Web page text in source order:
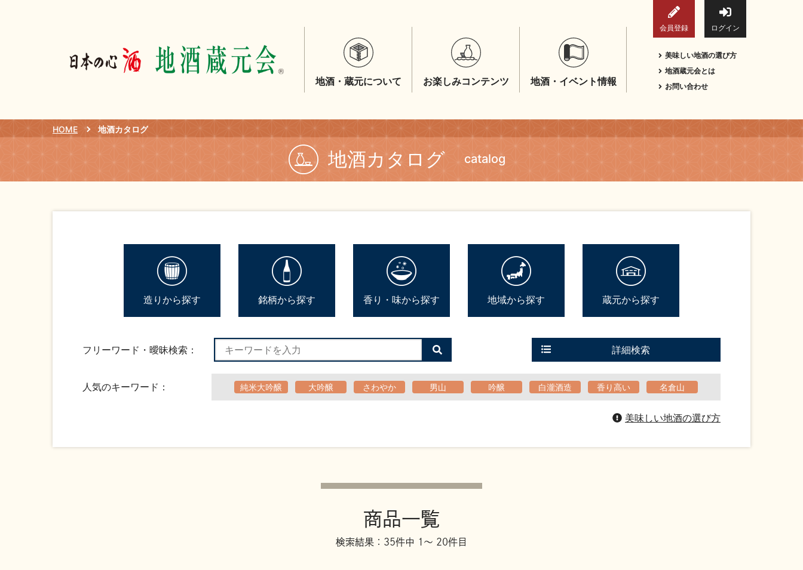
会員登録 ログイン
地酒・蔵元について お楽しみコンテンツ 地酒・イベント情報
美味しい地酒の選び方
地酒蔵元会とは
お問い合わせ
HOME 地酒カタログ
地酒カタログ catalog
造りから探す 銘柄から探す 香り・味から探す 地域から探す 蔵元から探す
フリーワード・曖昧検索：
検
索
る
詳細検索
人気のキーワード： 純米大吟醸 大吟醸 さわやか 男山 吟醸 白瀧酒造 香り高い 名倉山
美味しい地酒の選び方
商品一覧
検索結果：35件中 1～ 20件目